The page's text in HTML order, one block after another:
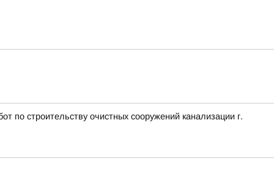
по строительству очистных сооружений канализации г.